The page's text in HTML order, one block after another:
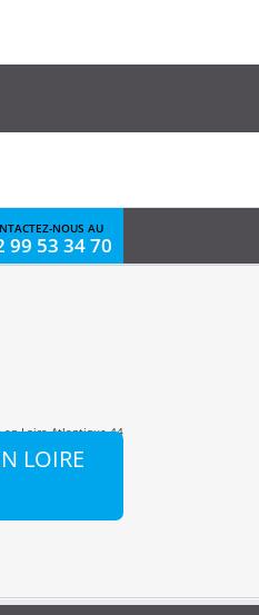
NOUS AU
99 53 34 70
LOIRE
en Loire Atlantique 44